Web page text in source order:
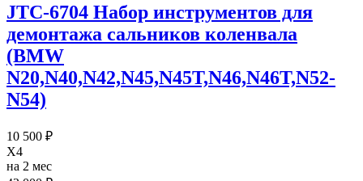
JTC-6704 Набор инструментов для
демонтажа сальников коленвала
(BMW
N20,N40,N42,N45,N45T,N46,N46T,N52-
N54)
10 500 ₽
X4
на 2 мес